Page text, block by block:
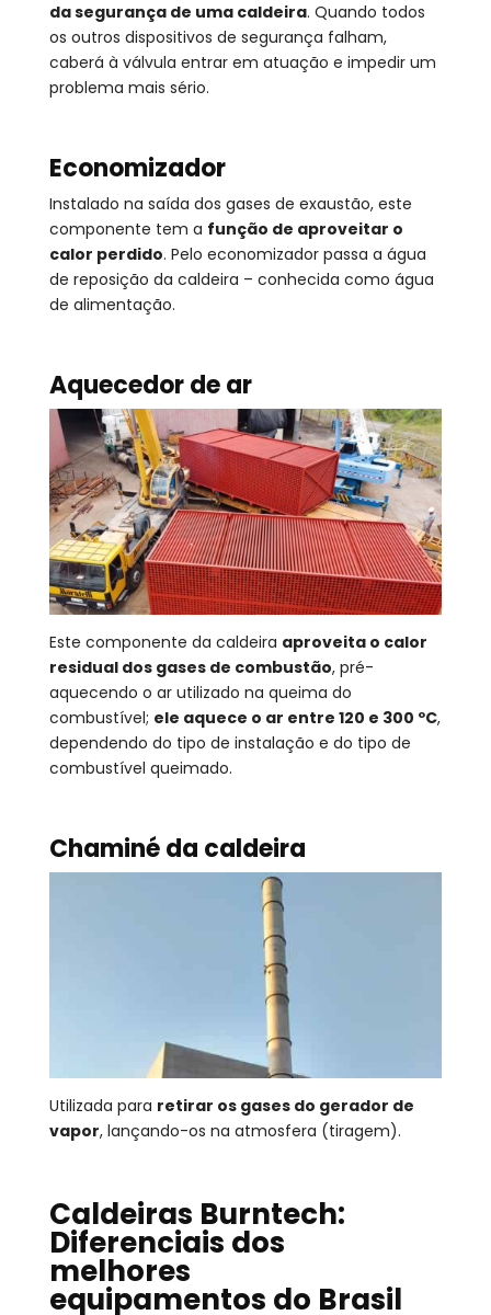
da segurança de uma caldeira. Quando todos
os outros dispositivos de segurança falham,
caberá à válvula entrar em atuação e impedir um
problema mais sério.
Economizador
Instalado na saída dos gases de exaustão, este
componente tem a função de aproveitar o
calor perdido. Pelo economizador passa a água
de reposição da caldeira – conhecida como água
de alimentação.
Aquecedor de ar
Este componente da caldeira aproveita o calor
residual dos gases de combustão, pré-
aquecendo o ar utilizado na queima do
combustível; ele aquece o ar entre 120 e 300 ºC,
dependendo do tipo de instalação e do tipo de
combustível queimado.
Chaminé da caldeira
Utilizada para retirar os gases do gerador de
vapor, lançando-os na atmosfera (tiragem).
Caldeiras Burntech:
Diferenciais dos
melhores
equipamentos do Brasil